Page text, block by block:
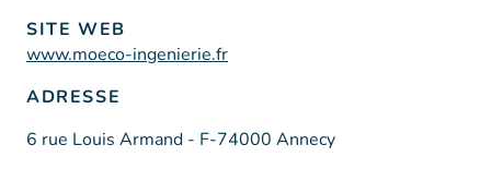
SITE WEB
www.moeco-ingenierie.fr
ADRESSE
6 rue Louis Armand - F-74000 Annecy